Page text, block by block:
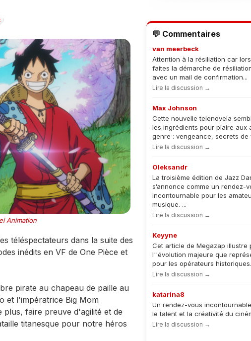
Animation
téléspectateurs dans la suite des
inédits en VF de One Pièce et
pirate au chapeau de paille au
et l'impératrice Big Mom
faire preuve d'agilité et de
titanesque pour notre héros
💬 Commentaires
van meerbeck
Attention à la résiliation car
faites la démarche de
avec un mail de confirmation...
Lire la discussion →
Max Johnson
Cette nouvelle telenovela
les ingrédients pour plaire aux
genre : vengeance, secrets de
Lire la discussion →
Oleksandr
La troisième édition de Jazz
s’annonce comme un rendez-
incontournable pour les
musique. ...
Lire la discussion →
Keyyne
Cet article de Megazap illustre
l''évolution majeure que
pour les opérateurs
Lire la discussion →
katarina8
Un rendez-vous
le talent et la créativité du
Lire la discussion →